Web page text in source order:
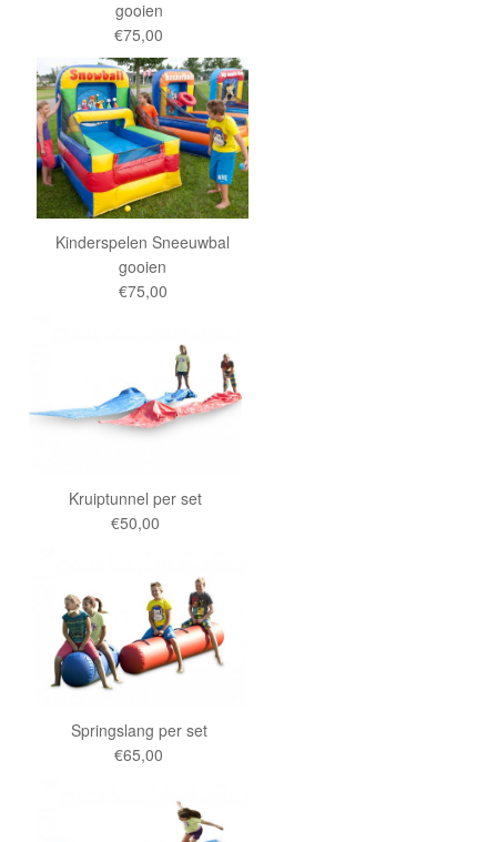
gooien
€75,00
Kinderspelen Sneeuwbal
gooien
€75,00
Kruiptunnel per set
€50,00
Springslang per set
€65,00